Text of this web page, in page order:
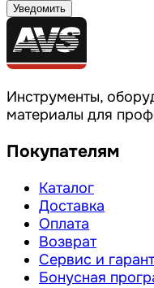
Уведомить
Инструменты,
материалы для
Покупателям
Каталог
Доставка
Оплата
Возврат
Сервис и
Бонусная